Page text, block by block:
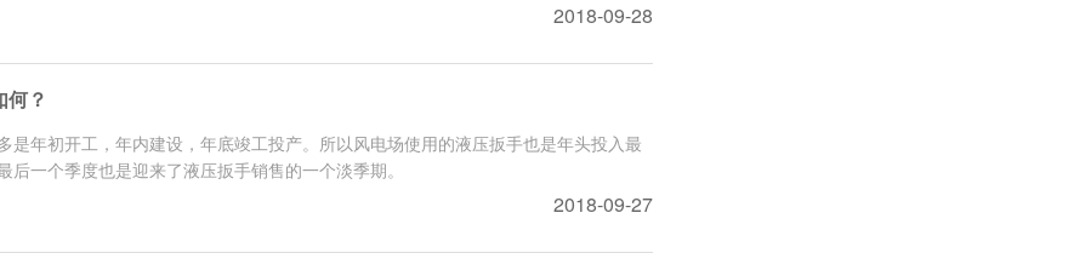
2018-09-28
何？
是年初开工，年内建设，年底竣工投产。所以风电场使用的液压扳手也是年头投入最
后一个季度也是迎来了液压扳手销售的一个淡季期。
2018-09-27